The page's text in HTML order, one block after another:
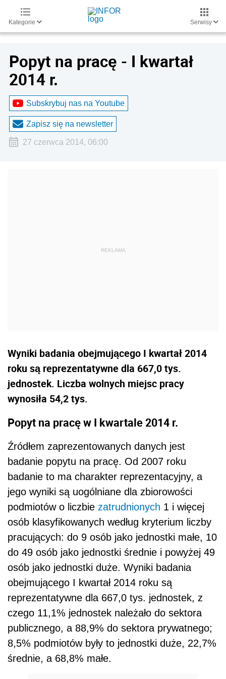
Kategorie Serwisy
Popyt na pracę - I kwartał
2014 r.
Subskrybuj nas na Youtube
Zapisz się na newsletter
27 czerwca 2014, 06:00
Wyniki badania obejmującego I kwartał 2014
roku są reprezentatywne dla 667,0 tys.
jednostek. Liczba wolnych miejsc pracy
wynosiła 54,2 tys.
Popyt na pracę w I kwartale 2014 r.
Źródłem zaprezentowanych danych jest
badanie popytu na pracę. Od 2007 roku
badanie to ma charakter reprezentacyjny, a
jego wyniki są uogólniane dla zbiorowości
podmiotów o liczbie zatrudnionych 1 i więcej
osób klasyfikowanych według kryterium liczby
pracujących: do 9 osób jako jednostki małe, 10
do 49 osób jako jednostki średnie i powyżej 49
osób jako jednostki duże. Wyniki badania
obejmującego I kwartał 2014 roku są
reprezentatywne dla 667,0 tys. jednostek, z
czego 11,1% jednostek należało do sektora
publicznego, a 88,9% do sektora prywatnego;
8,5% podmiotów były to jednostki duże, 22,7%
średnie, a 68,8% małe.